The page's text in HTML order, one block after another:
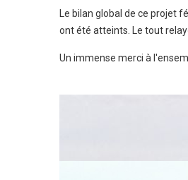
Le bilan global de ce
ont été atteints. Le tout
Un immense merci à